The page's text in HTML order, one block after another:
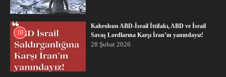
10
Kahrolsun ABD-İsrail İttifakı, ABD ve İsrail
Savaş Lordlarına Karşı İran’ın yanındayız!
28 Şubat 2026